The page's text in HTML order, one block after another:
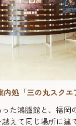
処「三の丸スクエ
た鴻臚館と、福岡
えて同じ場所に建